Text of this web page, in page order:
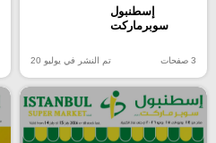
إسطنبول
سوبرماركت
3 صفحات تم النشر في يوليو 20